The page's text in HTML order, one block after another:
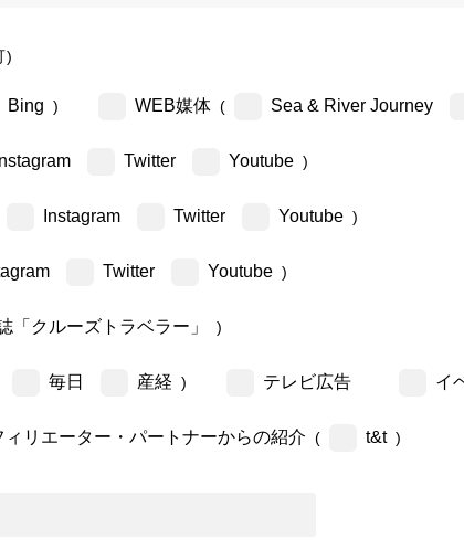
)
Bing ) WEB媒体 ( Sea & River Journey
Instagram Twitter Youtube )
Instagram Twitter Youtube )
Twitter Youtube )
「クルーズトラベラー」 )
毎日 産経 ) テレビ広告 イ
ィリエーター・パートナーからの紹介 ( t&t )